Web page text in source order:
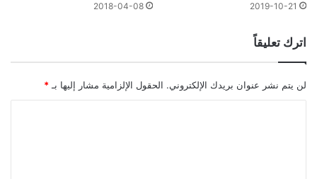
2019-10-21
2018-04-08
اترك تعليقاً
لن يتم نشر عنوان بريدك الإلكتروني. الحقول الإلزامية مشار إليها بـ *